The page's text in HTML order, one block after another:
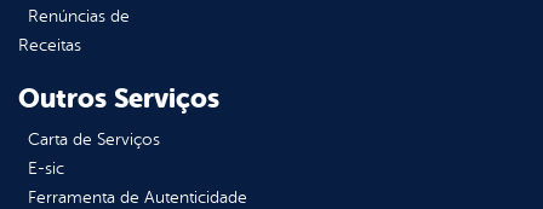
Renúncias de
Receitas
Outros Serviços
Carta de Serviços
E-sic
Ferramenta de Autenticidade